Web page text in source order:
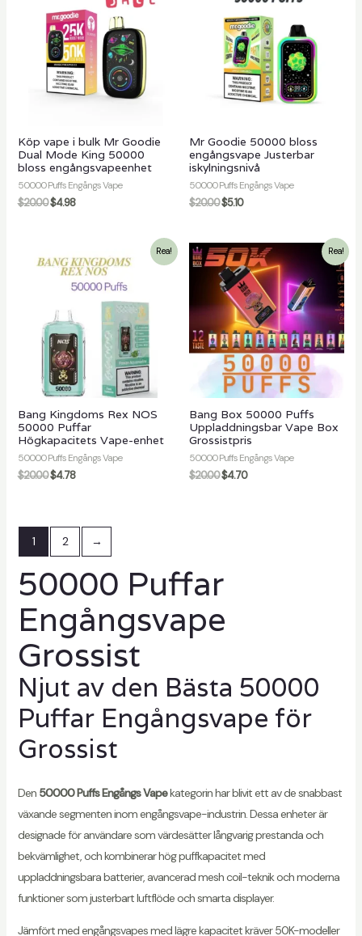
Köp vape i bulk Mr Goodie
Dual Mode King 50000
bloss engångsvapeenhet
50000 Puffs Engångs Vape
$20.00$4.98
Mr Goodie 50000 bloss
engångsvape Justerbar
iskylningsnivå
50000 Puffs Engångs Vape
$20.00$5.10
Rea!
Bang Kingdoms Rex NOS
50000 Puffar
Högkapacitets Vape-enhet
50000 Puffs Engångs Vape
$20.00$4.78
Rea!
Bang Box 50000 Puffs
Uppladdningsbar Vape Box
Grossistpris
50000 Puffs Engångs Vape
$20.00$4.70
1 2 →
50000 Puffar
Engångsvape
Grossist
Njut av den Bästa 50000
Puffar Engångsvape för
Grossist
Den 50000 Puffs Engångs Vapekategorin har blivit ett av de snabbast
växande segmenten inom engångsvape-industrin. Dessa enheter är
designade för användare som värdesätter långvarig prestanda och
bekvämlighet, och kombinerar hög puffkapacitet med
uppladdningsbara batterier, avancerad mesh coil-teknik och moderna
funktioner som justerbart luftflöde och smarta displayer.
Jämfört med engångsvapes med lägre kapacitet kräver 50K-modeller